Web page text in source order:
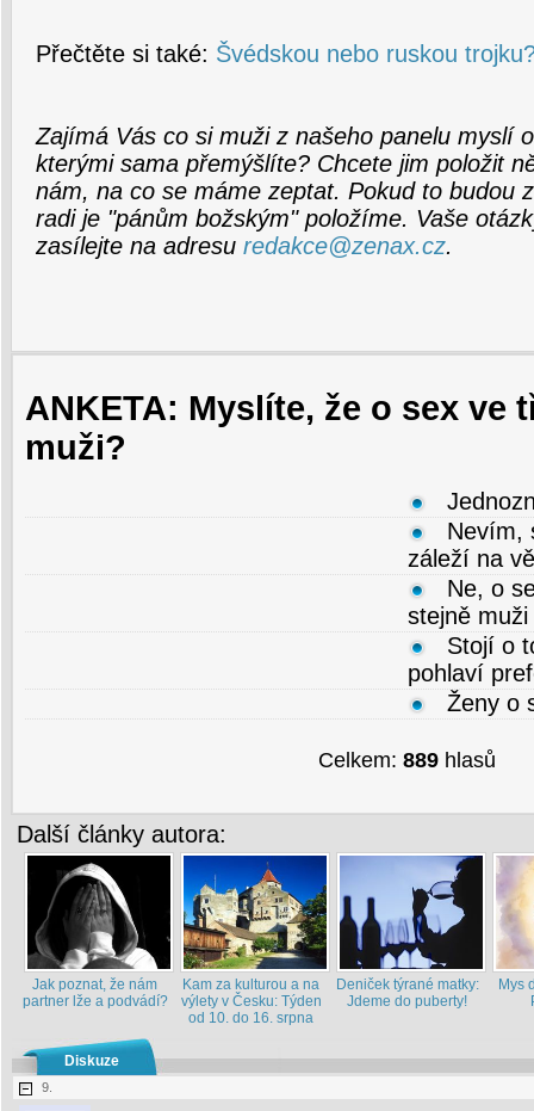
Přečtěte si také: Švédskou nebo ruskou
Zajímá Vás co si muži z našeho panelu myslí
kterými sama přemýšlíte? Chcete jim položit
nám, na co se máme zeptat. Pokud to budou
radi je "pánům božským" položíme. Vaše
zasílejte na adresu redakce@zenax.cz.
ANKETA: Myslíte, že o sex ve
muži?
Nevím,
záleží na
Ne, o
stejně muži
Stojí o
pohlaví
Ženy o
Celkem: 889 hlasů
Další články autora:
Jak poznat, že nám
partner lže a podvádí?
Kam za kulturou a na
výlety v Česku: Týden
od 10. do 16. srpna
Deniček týrané matky:
Jdeme do puberty!
Mys
Diskuze
9.